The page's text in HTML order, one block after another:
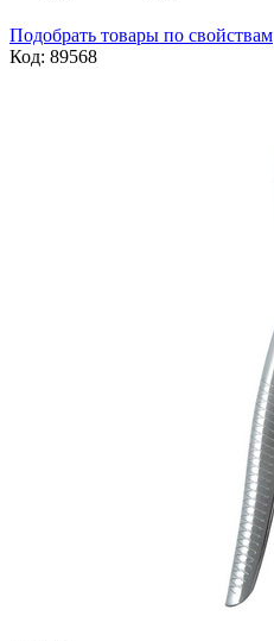
Подобрать товары по свойствам
Код: 89568